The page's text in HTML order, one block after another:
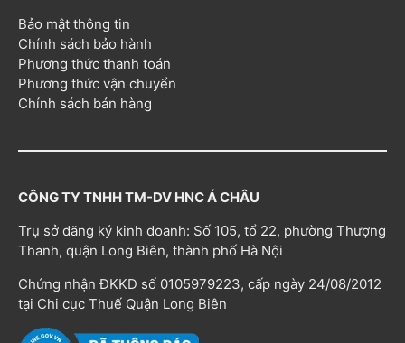
Bảo mật thông tin
Chính sách bảo hành
Phương thức thanh toán
Phương thức vận chuyển
Chính sách bán hàng
CÔNG TY TNHH TM-DV HNC Á CHÂU
Trụ sở đăng ký kinh doanh: Số 105, tổ 22, phường Thượng
Thanh, quận Long Biên, thành phố Hà Nội
Chứng nhận ĐKKD số 0105979223, cấp ngày 24/08/2012
tại Chi cục Thuế Quận Long Biên